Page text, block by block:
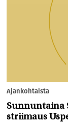
Ajankohtaista
Sunnuntaina
striimaus